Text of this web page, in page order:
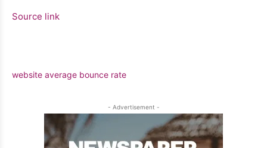
Source link
website average bounce rate
- Advertisement -